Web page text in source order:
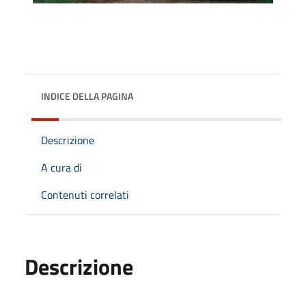
INDICE DELLA PAGINA
Descrizione
A cura di
Contenuti correlati
Descrizione